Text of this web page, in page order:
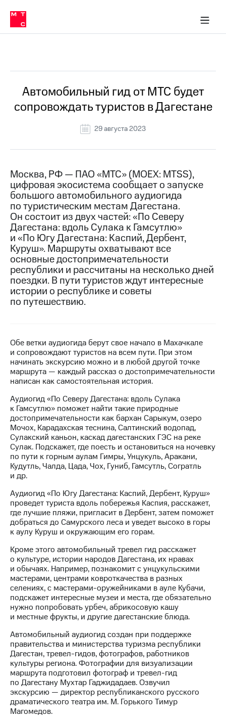
Медиа-центр
и акционерам
Устойчивое развитие
Комплаенс и деловая этика
компании
Карьера
История
компании
информация
Медиа-центр
Пресс-
релизы
МТС
о технологиях
Достижения
Интервью
Финансовая
отчетность
в
регионе
и акционерам
Корпоративное
Корпоративный
секретарь
Раскрытие
информации
Информация
акционерам
Документы
Собрания
акционеров
Личный
кабинет
акционера
капитал
Контроль
и
аудит
Рынок
акций
Описание
приобретения
Порядок
выкупа
акций
Дивиденды
Рынок
облигаций
Описание
в МТС
Пресс-
релизы
о технологиях
Автомобильный гид от МТС будет
сопровождать туристов в Дагестане
29 августа 2023
Москва, РФ — ПАО «МТС» (MOEX: MTSS),
цифровая экосистема сообщает о запуске
большого автомобильного аудиогида
по туристическим местам Дагестана.
Он состоит из двух частей: «По Северу
Дагестана: вдоль Сулака к Гамсутлю»
и «По Югу Дагестана: Каспий, Дербент,
Куруш». Маршруты охватывают все
основные достопримечательности
республики и рассчитаны на несколько дней
поездки. В пути туристов ждут интересные
истории о республике и советы
по путешествию.
Обе ветки аудиогида берут свое начало в Махачкале
и сопровождают туристов на всем пути. При этом
начинать экскурсию можно и в любой другой точке
маршрута — каждый рассказ о достопримечательности
написан как самостоятельная история.
Аудиогид «По Северу Дагестана: вдоль Сулака
к Гамсутлю» поможет найти такие природные
достопримечательности как бархан Сарыкум, озеро
Мочох, Карадахская теснина, Салтинский водопад,
Сулакский каньон, каскад дагестанских ГЭС на реке
Сулак. Подскажет, где поесть и остановиться на ночевку
по пути к горным аулам Гимры, Унцукуль, Аракани,
Кудутль, Чалда, Цада, Чох, Гуниб, Гамсутль, Согратль
и др.
Аудиогид «По Югу Дагестана: Каспий, Дербент, Куруш»
проведет туриста вдоль побережья Каспия, расскажет,
где лучшие пляжи, пригласит в Дербент, затем поможет
добраться до Самурского леса и уведет высоко в горы
к аулу Куруш и окружающим его горам.
Кроме этого автомобильный тревел гид расскажет
о культуре, истории народов Дагестана, их нравах
и обычаях. Например, познакомит с унцукульскими
мастерами, центрами ковроткачества в разных
селениях, с мастерами-оружейниками в ауле Кубачи,
подскажет интересные музеи и места, где обязательно
нужно попробовать урбеч, абрикосовую кашу
и местные фрукты, и другие дагестанские блюда.
Автомобильный аудиогид создан при поддержке
правительства и министерства туризма республики
Дагестан, тревел-гидов, фотографов, работников
культуры региона. Фотографии для визуализации
маршрута подготовил фотограф и тревел-гид
по Дагестану Мухтар Гаджидадаев. Озвучил
экскурсию — директор республиканского русского
драматического театра им. М. Горького Тимур
Магомедов.